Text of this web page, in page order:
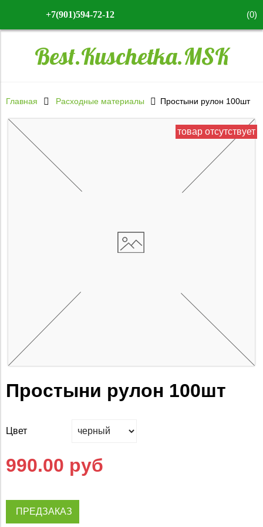
+7(901)594-72-12 (0)
Best.Kuschetka.MSK
Главная Расходные материалы Простыни рулон 100шт
товар отсутствует
Простыни рулон 100шт
Цвет
990.00 руб
ПРЕДЗАКАЗ